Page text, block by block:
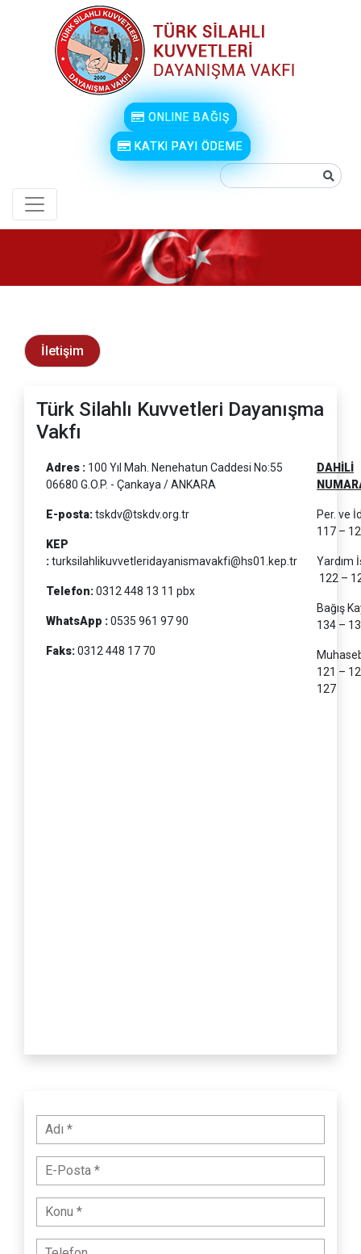
ONLINE BAĞIŞ
KATKI PAYI ÖDEME
İletişim
Türk Silahlı Kuvvetleri Dayanışma
Vakfı
Adres : 100 Yıl Mah. Nenehatun Caddesi No:55
06680 G.O.P. - Çankaya / ANKARA
E-posta:tskdv@tskdv.org.tr
KEP
:turksilahlikuvvetleridayanismavakfi@hs01.kep.tr
Telefon:0312 448 13 11 pbx
WhatsApp :0535 961 97 90
Faks:0312 448 17 70
DAHİLİ
Per. ve
117 –
Yardım
122 –
Bağış
134 –
121 –
127